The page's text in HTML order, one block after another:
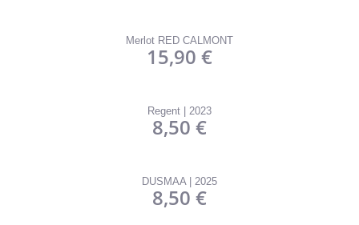
Merlot RED CALMONT
15,90 €
Regent | 2023
8,50 €
DUSMAA | 2025
8,50 €